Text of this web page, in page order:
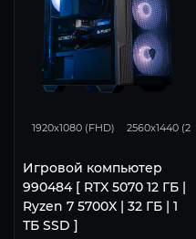
1920x1080 (FHD) 2560x1440 (2K)
Игровой компьютер
990484 [ RTX 5070 12 ГБ |
Ryzen 7 5700X | 32 ГБ | 1
ТБ SSD ]